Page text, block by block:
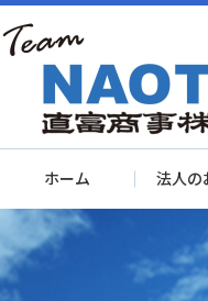
ホーム 法人の